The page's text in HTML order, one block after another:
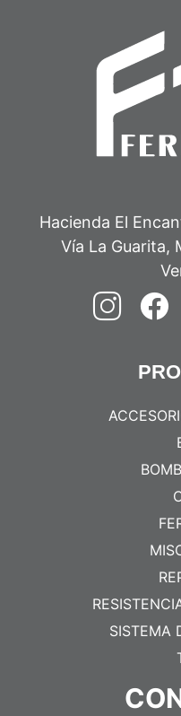
Hacienda El
Vía La Guarita,
SISTEMA